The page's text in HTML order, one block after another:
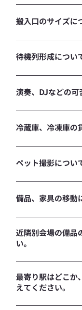
20%
HPに掲載、コンセ
す。
搬入口のサイズに
入口扉間口：
待機列形成につい
事前申請が必要です
演奏、DJなどの可
BGM程度、外に漏れ
冷蔵庫、冷凍庫の
冷蔵庫1台（庫内寸
1台（庫内寸法
ペット撮影につい
ご利用不可となりま
備品、家具の移動
現状復帰にご協力い
近隣別会場の備品
い。
使用予定が無ければ
いたします。
最寄り駅はどこか
えてください。